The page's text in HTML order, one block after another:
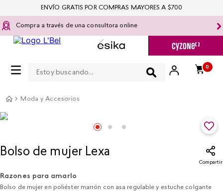
Compra a través de una consultora online
0
ENVÍO GRATIS POR COMPRAS MAYORES A $700
Moda y Accesorios
Bolso de mujer Lexa
Compartir
Razones para amarlo
Bolso de mujer en poliéster marrón con asa regulable y estuche colgante